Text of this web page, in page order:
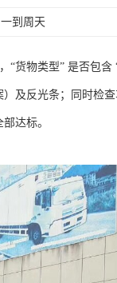
到周天
“货物类型” 是否包含
及反光条；同时检
达标。​